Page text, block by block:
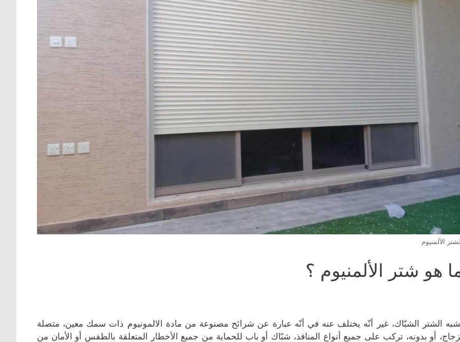
الألمنيوم
هو شتر الألمنيوم ؟
الشتر الشبّاك، غير أنّه يختلف عنه في أنّه عبارة عن شرائح مصنوعة من مادة الالمونيوم ذات سمك معين، متصلة
أو بدونه، تركب على جميع أنواع المنافذ، شبّاك أو باب للحماية من جميع الأخطار المتعلقة بالطقس أو الأمان من